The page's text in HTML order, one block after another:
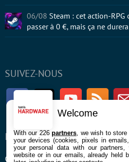
SUIVEZ-NOUS
FacebookTwitter Youtube RSS
ENTREPRISE
Confidentialité et Cookies
À
06/08 Steam : cet action-
passer à 0 €, mais ça ne
Welcome
With our 226partners , we wish to
your devices (cookies, pixels in
your personal data with our partners,
website or in our emails, already held